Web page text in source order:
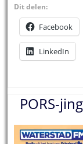
Dit delen:
Facebook
LinkedIn
PORS-